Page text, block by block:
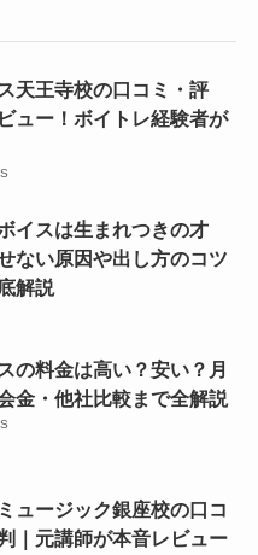
天王寺校の口コミ・評
ュー！ボイトレ経験者が
イスは生まれつきの才
ない原因や出し方のコツ
解説
の料金は高い？安い？月
金・他社比較まで全解説
ュージック銀座校の口コ
｜元講師が本音レビュー